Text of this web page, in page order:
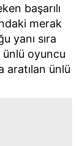
başarılı
merak
yanı sıra
oyuncu
aratılan ünlü